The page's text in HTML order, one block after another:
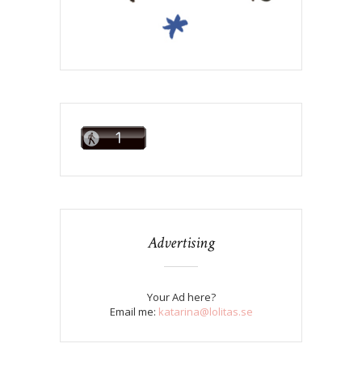
Advertising
Your Ad here?
Email me: katarina@lolitas.se